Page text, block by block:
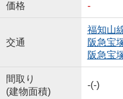
価格 -
交通
福知山
阪急宝
阪急宝
間取り
(建物面積)
-(-)